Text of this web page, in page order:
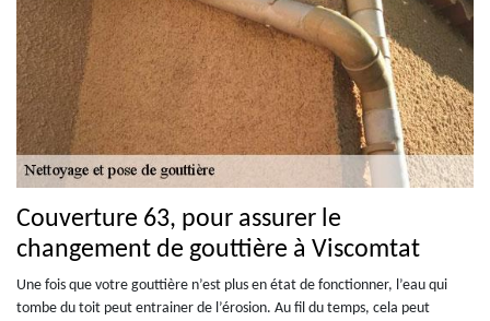
Couverture 63, pour assurer le
changement de gouttière à Viscomtat
Une fois que votre gouttière n’est plus en état de fonctionner, l’eau qui
tombe du toit peut entrainer de l’érosion. Au fil du temps, cela peut